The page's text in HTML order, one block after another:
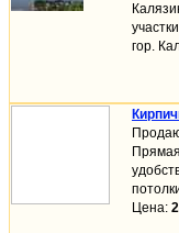
гор.
Цена: